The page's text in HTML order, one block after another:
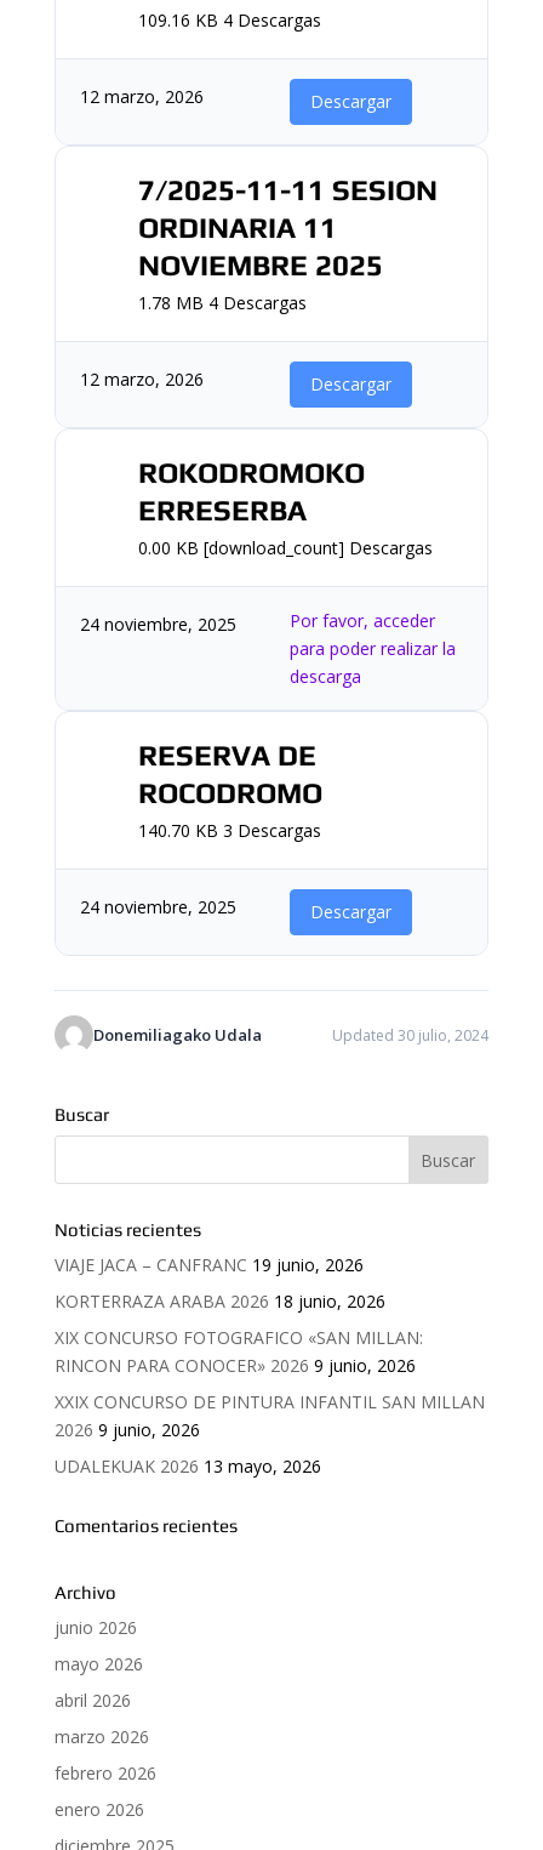
109.16 KB 4 Descargas
12 marzo, 2026 Descargar
7/2025-11-11 SESION
ORDINARIA 11
NOVIEMBRE 2025
1.78 MB 4 Descargas
12 marzo, 2026 Descargar
ROKODROMOKO
ERRESERBA
0.00 KB [download_count] Descargas
24 noviembre, 2025
Por favor, acceder
para poder realizar la
descarga
RESERVA DE
ROCODROMO
140.70 KB 3 Descargas
24 noviembre, 2025 Descargar
Donemiliagako Udala Updated 30 julio, 2024
Buscar
Noticias recientes
VIAJE JACA – CANFRANC 19 junio, 2026
KORTERRAZA ARABA 2026 18 junio, 2026
XIX CONCURSO FOTOGRAFICO «SAN MILLAN:
RINCON PARA CONOCER» 2026 9 junio, 2026
XXIX CONCURSO DE PINTURA INFANTIL SAN MILLAN
2026 9 junio, 2026
UDALEKUAK 2026 13 mayo, 2026
Comentarios recientes
Archivo
junio 2026
mayo 2026
abril 2026
marzo 2026
febrero 2026
enero 2026